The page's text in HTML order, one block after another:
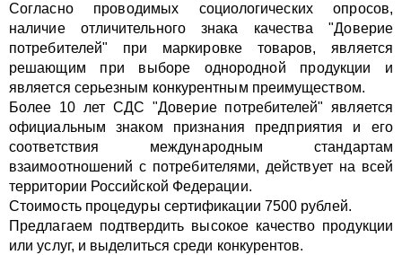
Согласно проводимых социологических опросов,
наличие отличительного знака качества "Доверие
потребителей" при маркировке товаров, является
решающим при выборе однородной продукции и
является серьезным конкурентным преимуществом.
Более 10 лет СДС "Доверие потребителей" является
официальным знаком признания предприятия и его
соответствия международным стандартам
взаимоотношений с потребителями, действует на всей
территории Российской Федерации.
Стоимость процедуры сертификации 7500 рублей.
Предлагаем подтвердить высокое качество продукции
или услуг, и выделиться среди конкурентов.